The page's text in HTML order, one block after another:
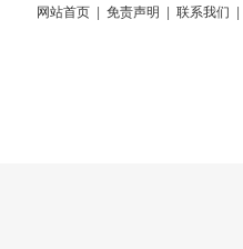
网站首页 免责声明 联系我们